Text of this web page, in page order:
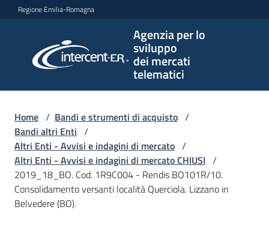
Vai al contenuto
Vai alla navigazione
Vai al footer
Regione Emilia-Romagna
Agenzia per lo
sviluppo
dei mercati
telematici
per lo
sviluppo
telematici
L'Agenzia
Home / Bandi e strumenti di acquisto /
Bandi altri Enti /
Altri Enti - Avvisi e indagini di mercato /
Altri Enti - Avvisi e indagini di mercato CHIUSI /
2019_18_BO. Cod. 1R9C004 - Rendis BO101R/10.
Consolidamento versanti località Querciola. Lizzano in
Belvedere (BO).